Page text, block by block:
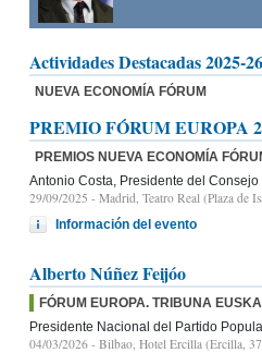
Actividades Destacadas 2025-26
NUEVA ECONOMÍA FÓRUM
PREMIO FÓRUM EUROPA
PREMIOS NUEVA ECONOMÍA
Antonio Costa, Presidente del
29/09/2025 - Madrid, Teatro Real (Plaza de
Información del evento
Alberto Núñez Feijóo
FÓRUM EUROPA. TRIBUNA
Presidente Nacional del Partido
04/03/2026 - Bilbao, Hotel Ercilla (Ercilla,